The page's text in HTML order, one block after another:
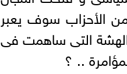
الأحزاب سوف يعبر
الهشة التى ساهمت فى
.. ؟